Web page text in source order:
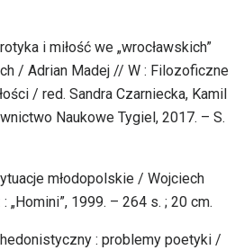
i miłość we „wrocławskich”
/ Adrian Madej // W : Filozoficzne
/ red. Sandra Czarniecka, Kamil
Naukowe Tygiel, 2017. – S.
młodopolskie / Wojciech
1999. – 264 s. ; 20 cm.
: problemy poetyki /